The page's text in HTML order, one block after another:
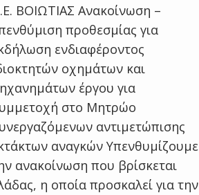
ΒΟΙΩΤΙΑΣ Ανακοίνωση –
προθεσμίας για
ενδιαφέροντος
οχημάτων και
έργου για
στο Μητρώο
αντιμετώπισης
αναγκών Υπενθυμίζουμε
ανακοίνωση που βρίσκεται
η οποία προσκαλεί για την